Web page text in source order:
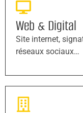
Web & Digital
Site internet,
réseaux sociaux…